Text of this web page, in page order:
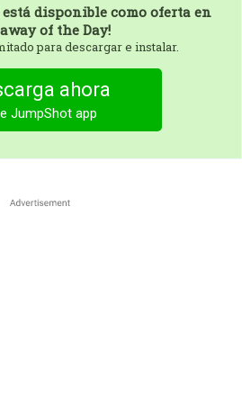
está disponible como oferta en
of the Day!
para descargar e instalar.
ahora
JumpShot app